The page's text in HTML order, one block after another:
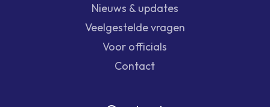
Nieuws & updates
Veelgestelde vragen
Voor officials
Contact